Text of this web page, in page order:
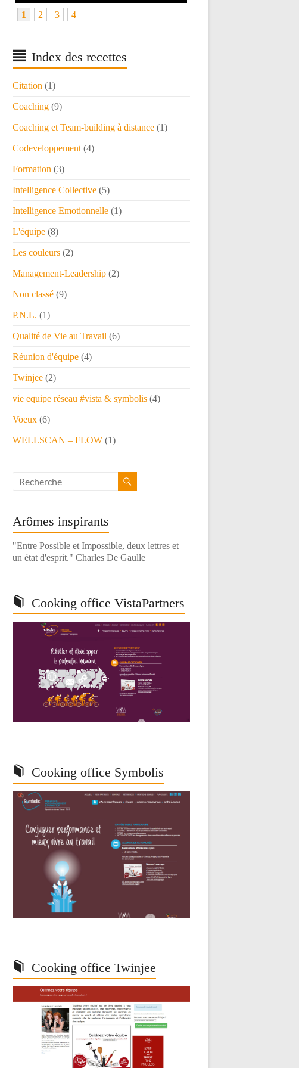
1 2 3 4
Index des recettes
Citation (1)
Coaching(9)
Coaching et Team-building à distance(1)
Codeveloppement(4)
Formation (3)
Intelligence Collective(5)
Intelligence Emotionnelle(1)
L'équipe(8)
Les couleurs(2)
Management-Leadership(2)
Non classé(9)
P.N.L. (1)
Qualité de Vie au Travail (6)
Réunion d'équipe(4)
Twinjee(2)
vie equipe réseau #vista & symbolis(4)
Voeux(6)
WELLSCAN – FLOW(1)
Arômes inspirants
"Entre Possible et Impossible, deux lettres et
un état d'esprit." Charles De Gaulle
Cooking office VistaPartners
Cooking office Symbolis
Cooking office Twinjee